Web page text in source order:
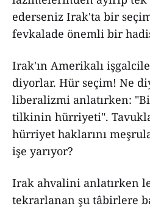
ederseniz Irak'ta bir
fevkalade önemli bir
Irak'ın Amerikalı
diyorlar. Hür seçim! Ne
liberalizmi anlatırken:
tilkinin hürriyeti".
hürriyet haklarını
işe yarıyor?
Irak ahvalini anlatırken
tekrarlanan şu tâbirlere